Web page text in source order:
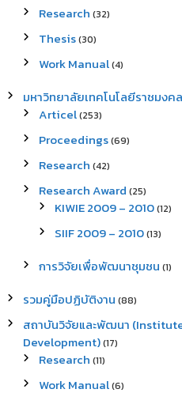
Research (32)
Thesis(30)
Work Manual(4)
มหาวิทยาลัยเทคโนโลยีราชมง
Articel(253)
Proceedings(69)
Research (42)
Research Award (25)
KIWIE 2009 – 2010(12)
SIIF 2009 – 2010(13)
การวิจัยเพื่อพัฒนาชุมชน (1)
รวมคู่มือปฏิบัติงาน (88)
สถาบันวิจัยและพัฒนา
Development)(17)
Research (11)
Work Manual(6)